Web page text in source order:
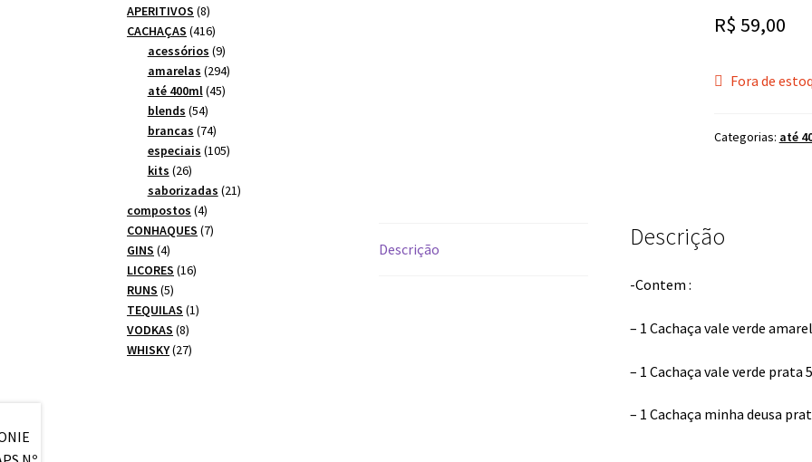
R$ 59,00
Fora de
Categorias: até
Descrição Descrição
-Contem :
– 1 Cachaça vale verde
– 1 Cachaça vale verde prata
– 1 Cachaça minha deusa
APERITIVOS 88
produtos
CACHAÇAS 416416
produtos
acessórios 99
produtos
amarelas 294294
até 400ml 4545
blends 5454
produtos
brancas 7474
produtos
especiais 105105
kits 2626
produtos
saborizadas 2121
compostos 44
produtos
CONHAQUES 77
GINS 44
produtos
LICORES 1616
RUNS 55
produtos
TEQUILAS 11
VODKAS 88
produtos
WHISKY 2727